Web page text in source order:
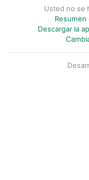
Usted no se
Descargar la